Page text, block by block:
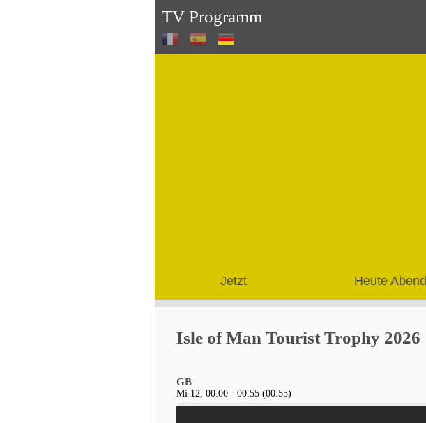
TV Programm
Jetzt Heute Abend
Isle of Man Tourist Trophy 2026
GB
Mi 12, 00:00 - 00:55 (00:55)